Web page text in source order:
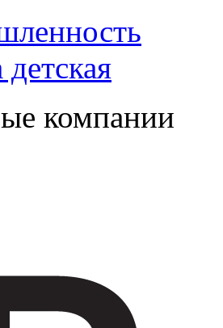
компании